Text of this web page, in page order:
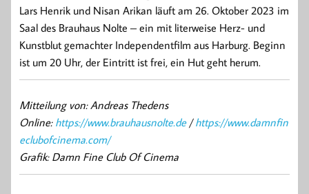
Lars Henrik und Nisan Arikan läuft am 26. Oktober 2023 im
Saal des Brauhaus Nolte – ein mit literweise Herz- und
Kunstblut gemachter Independentfilm aus Harburg. Beginn
ist um 20 Uhr, der Eintritt ist frei, ein Hut geht herum.
Mitteilung von: Andreas Thedens
Online: https://www.brauhausnolte.de/https://www.damnfin
eclubofcinema.com/
Grafik: Damn Fine Club Of Cinema